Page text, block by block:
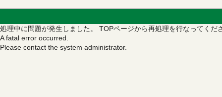
処理中に問題が発生しました。 TOPページから再処理を行なってくだ
A fatal error occurred.
Please contact the system administrator.